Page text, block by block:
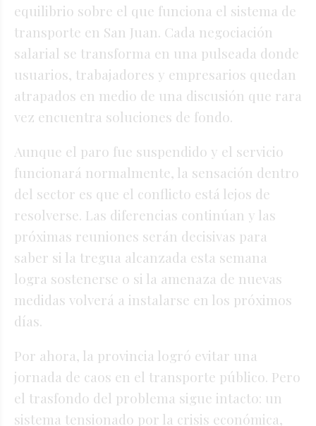
equilibrio sobre el que funciona el sistema de
transporte en San Juan. Cada negociación
salarial se transforma en una pulseada donde
usuarios, trabajadores y empresarios quedan
atrapados en medio de una discusión que rara
vez encuentra soluciones de fondo.
Aunque el paro fue suspendido y el servicio
funcionará normalmente, la sensación dentro
del sector es que el conflicto está lejos de
resolverse. Las diferencias continúan y las
próximas reuniones serán decisivas para
saber si la tregua alcanzada esta semana
logra sostenerse o si la amenaza de nuevas
medidas volverá a instalarse en los próximos
días.
Por ahora, la provincia logró evitar una
jornada de caos en el transporte público. Pero
el trasfondo del problema sigue intacto: un
sistema tensionado por la crisis económica,